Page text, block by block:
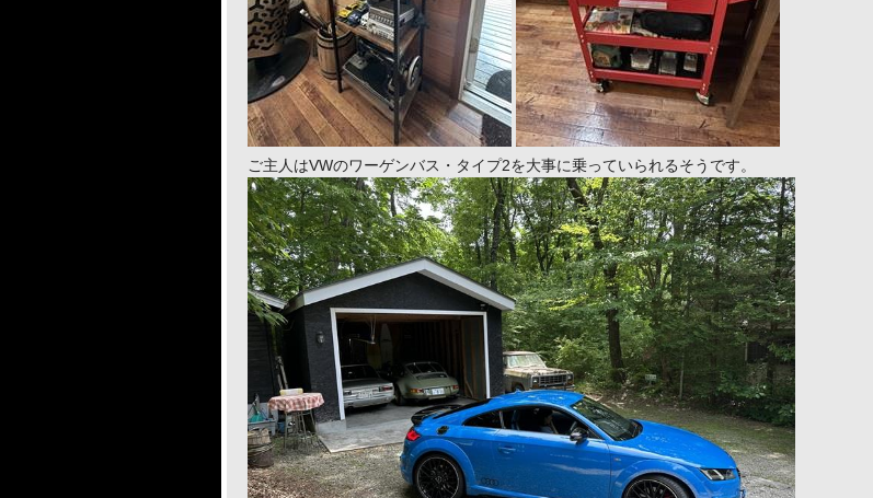
ご主人はVWのワーゲンバス・タイプ2を大事に乗っていられるそうです。